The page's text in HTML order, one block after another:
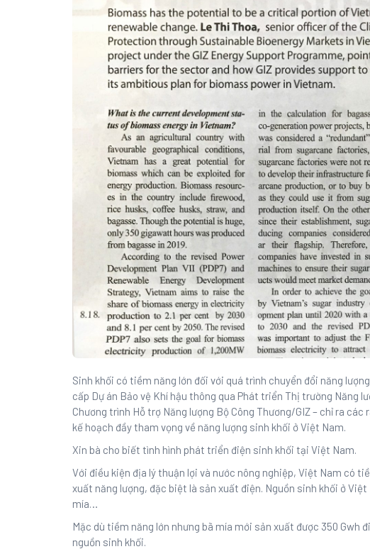
Sinh khối có tiềm năng lớn đối với quá trình chuyển đổi năng
cấp Dự án Bảo vệ Khí hậu thông qua Phát triển Thị trường Năng
Chương trình Hỗ trợ Năng lượng Bộ Công Thương/GIZ – chỉ ra
kế hoạch đầy tham vọng về năng lượng sinh khối ở Việt Nam.
Xin bà cho biết tình hình phát triển điện sinh khối tại Việt Nam.
Với điều kiện địa lý thuận lợi và nước nông nghiệp, Việt Nam có
xuất năng lượng, đặc biệt là sản xuất điện. Nguồn sinh khối ở
mía…
Mặc dù tiềm năng lớn nhưng bã mía mới sản xuất được 350 Gwh
nguồn sinh khối.